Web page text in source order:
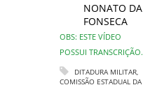
NONATO DA
FONSECA
OBS: ESTE VÍDEO
POSSUI TRANSCRIÇÃO.
DITADURA MILITAR,
COMISSÃO ESTADUAL DA